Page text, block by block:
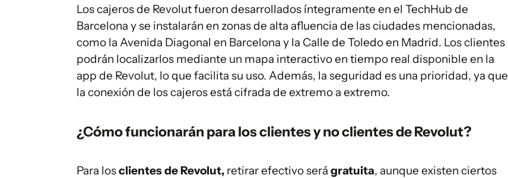
Los cajeros de Revolut fueron desarrollados íntegramente en el TechHub de
Barcelona y se instalarán en zonas de alta afluencia de las ciudades mencionadas,
como la Avenida Diagonal en Barcelona y la Calle de Toledo en Madrid. Los clientes
podrán localizarlos mediante un mapa interactivo en tiempo real disponible en la
app de Revolut, lo que facilita su uso. Además, la seguridad es una prioridad, ya que
la conexión de los cajeros está cifrada de extremo a extremo.
¿Cómo funcionarán para los clientes y no clientes de Revolut?
Para losclientes de Revolut, retirar efectivo será gratuita, aunque existen ciertos